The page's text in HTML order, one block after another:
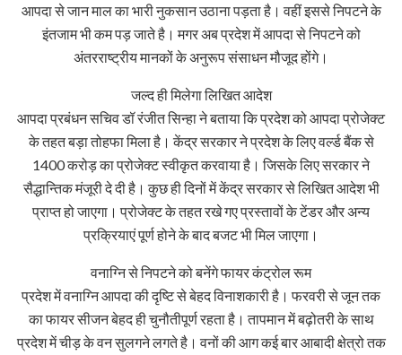
आपदा से जान माल का भारी नुकसान उठाना पड़ता है। वहीं इससे निपटने के
इंतजाम भी कम पड़ जाते है। मगर अब प्रदेश में आपदा से निपटने को
अंतरराष्ट्रीय मानकों के अनुरूप संसाधन मौजूद होंगे।
जल्द ही मिलेगा लिखित आदेश
आपदा प्रबंधन सचिव डॉ रंजीत सिन्हा ने बताया कि प्रदेश को आपदा प्रोजेक्ट
के तहत बड़ा तोहफा मिला है। केंद्र सरकार ने प्रदेश के लिए वर्ल्ड बैंक से
1400 करोड़ का प्रोजेक्ट स्वीकृत करवाया है। जिसके लिए सरकार ने
सैद्धान्तिक मंजूरी दे दी है। कुछ ही दिनों में केंद्र सरकार से लिखित आदेश भी
प्राप्त हो जाएगा। प्रोजेक्ट के तहत रखे गए प्रस्तावों के टेंडर और अन्य
प्रक्रियाएं पूर्ण होने के बाद बजट भी मिल जाएगा।
वनाग्नि से निपटने को बनेंगे फायर कंट्रोल रूम
प्रदेश में वनाग्नि आपदा की दृष्टि से बेहद विनाशकारी है। फरवरी से जून तक
का फायर सीजन बेहद ही चुनौतीपूर्ण रहता है। तापमान में बढ़ोतरी के साथ
प्रदेश में चीड़ के वन सुलगने लगते है। वनों की आग कई बार आबादी क्षेत्रो तक